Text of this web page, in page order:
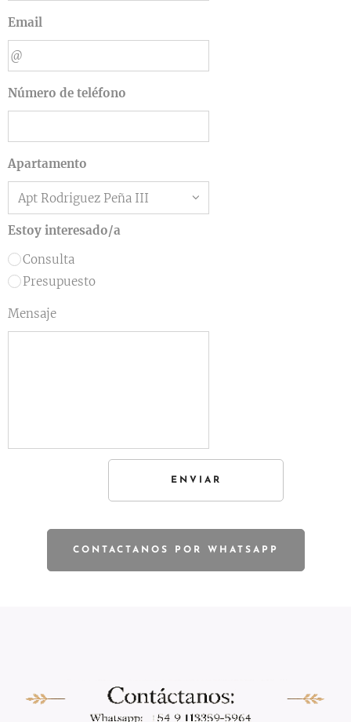
Email
Número de teléfono
Apartamento
Estoy interesado/a
Consulta
Presupuesto
Mensaje
ENVIAR
CONTACTANOS POR WHATSAPP